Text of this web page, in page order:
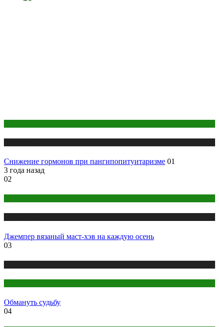
Снижение гормонов при пангипопитуитаризме 01
3 года назад
02
Джемпер вязаный маст-хэв на каждую осень
03
Обмануть судьбу
04